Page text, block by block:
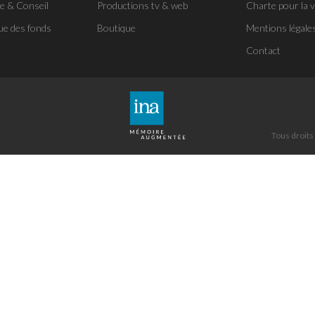
& Conseil
des fonds
Productions tv & web
Boutique
Charte pour la
Mentions
Contact
Tous